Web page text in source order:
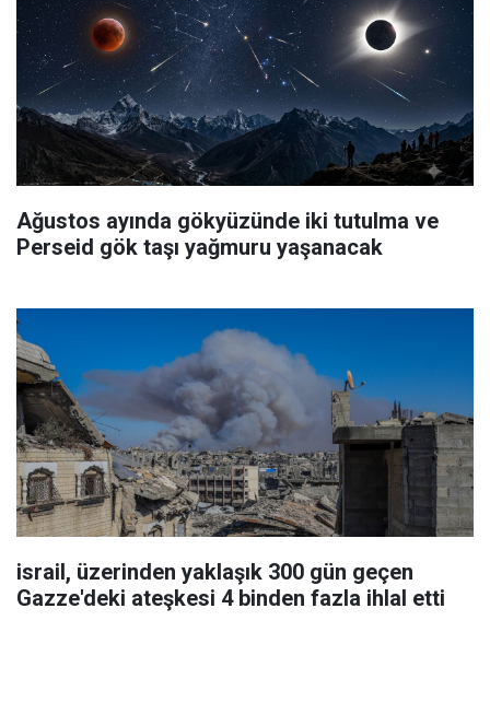
Ağustos ayında gökyüzünde iki tutulma ve
Perseid gök taşı yağmuru yaşanacak
israil, üzerinden yaklaşık 300 gün geçen
Gazze'deki ateşkesi 4 binden fazla ihlal etti